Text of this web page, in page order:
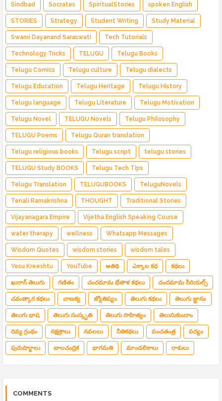
Sindbad Socrates SpiritualStories spoken English
STORIES Strategy Student Writing Study Material
Swami Dayanand Saraswati Tech Tutorials
Technology Tricks TELUGU Telugu Books
Telugu Comics Telugu culture Telugu dialects
Telugu Education Telugu Heritage Telugu History
Telugu language Telugu Literature Telugu Motivation
Telugu Novel TELUGU Novels Telugu Philosophy
TELUGU Poems Telugu Quran translation
Telugu religious books Telugu script telugu stories
TELUGU Study BOOKS Telugu Tech Tips
Telugu Translation TELUGUBOOKS TeluguNovels
Tenali Ramakrishna THOUGHT Traditional Stories
Vijayanagara Empire Vijetha English Speaking Course
water therapy wellness Whatsapp Messages
Wisdom Quotes wisdom stories wisdom tales
Yesu Kreeshtu YouTube అతిథి ఎక్కాల కధ కథలు
ఖురాన్ తెలుగు గణితం చందమామ భేతాళ కథలు చందమామ సీరియల్స్
చమత్కార కథలు చాణక్య జ్యోతిష్యం తెలుగు కథలు తెలుగు జ్ఞానం
తెలుగు భాష తెలుగు సంస్కృతి తెలుగు సాహిత్యం తెలుసుకుందాం
దివ్య గ్రంథం నక్షత్రాలు నవలలు నీతికథలు పంచతంత్ర పద్యం
పురుషార్థాలు బాలచంద్రిక భాగమతి మాండలికాలు రాశులు
COMMENTS